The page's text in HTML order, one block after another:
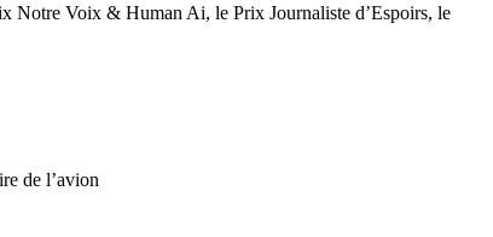
Notre Voix & Human Ai, le Prix Journaliste d’Espoirs, le
de l’avion